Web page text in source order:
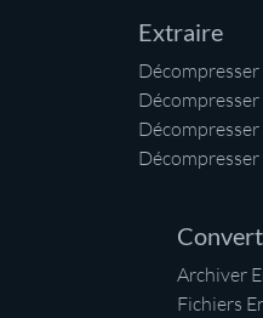
Extraire
Décompresser
Archiver
Fichiers